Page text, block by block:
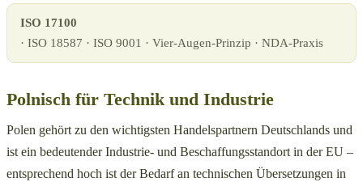
ISO 17100
· ISO 18587 · ISO 9001 · Vier-Augen-Prinzip · NDA-Praxis
Polnisch für Technik und Industrie
Polen gehört zu den wichtigsten Handelspartnern Deutschlands und
ist ein bedeutender Industrie- und Beschaffungsstandort in der EU –
entsprechend hoch ist der Bedarf an technischen Übersetzungen in